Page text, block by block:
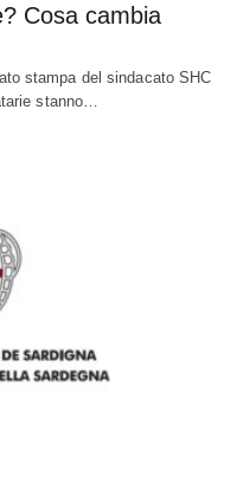
Cosa cambia
stampa del sindacato SHC
stanno…